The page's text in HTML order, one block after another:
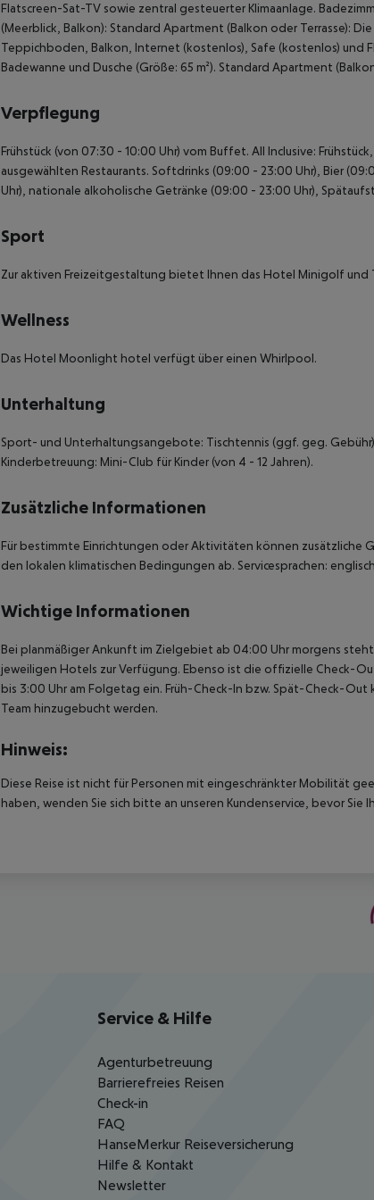
Flatscreen-Sat-TV sowie zentral gesteuerter Klimaanlage.
(Meerblick, Balkon): Standard Apartment (Balkon oder Terrasse):
Teppichboden, Balkon, Internet (kostenlos), Safe (kostenlos) und
Badewanne und Dusche (Größe: 65 m²). Standard Apartment
Verpflegung
Frühstück (von 07:30 - 10:00 Uhr) vom Buffet. All Inclusive:
ausgewählten Restaurants. Softdrinks (09:00 - 23:00 Uhr), Bier
Uhr), nationale alkoholische Getränke (09:00 - 23:00 Uhr),
Sport
Zur aktiven Freizeitgestaltung bietet Ihnen das Hotel Minigolf und
Wellness
Das Hotel Moonlight hotel verfügt über einen Whirlpool.
Unterhaltung
Sport- und Unterhaltungsangebote: Tischtennis (ggf. geg.
Kinderbetreuung: Mini-Club für Kinder (von 4 - 12 Jahren).
Zusätzliche Informationen
Für bestimmte Einrichtungen oder Aktivitäten können zusätzliche
den lokalen klimatischen Bedingungen ab. Servicesprachen:
Wichtige Informationen
Bei planmäßiger Ankunft im Zielgebiet ab 04:00 Uhr morgens
jeweiligen Hotels zur Verfügung. Ebenso ist die offizielle Check-
bis 3:00 Uhr am Folgetag ein. Früh-Check-In bzw. Spät-Check-
Team hinzugebucht werden.
Hinweis:
Diese Reise ist nicht für Personen mit eingeschränkter Mobilität
haben, wenden Sie sich bitte an unseren Kundenservice, bevor Sie
Service & Hilfe
Agenturbetreuung
Barrierefreies Reisen
Check-in
FAQ
HanseMerkur Reiseversicherung
Hilfe & Kontakt
Newsletter